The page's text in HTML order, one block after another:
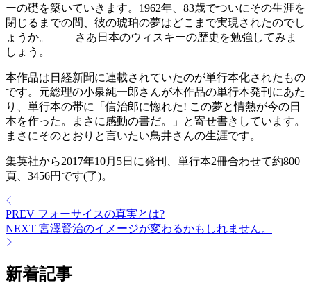
ーの礎を築いていきます。1962年、83歳でついにその生涯を
閉じるまでの間、彼の琥珀の夢はどこまで実現されたのでし
ょうか。 さあ日本のウィスキーの歴史を勉強してみま
しょう。
本作品は日経新聞に連載されていたのが単行本化されたもの
です。元総理の小泉純一郎さんが本作品の単行本発刊にあた
り、単行本の帯に「信治郎に惚れた! この夢と情熱が今の日
本を作った。まさに感動の書だ。」と寄せ書きしています。
まさにそのとおりと言いたい鳥井さんの生涯です。
集英社から2017年10月5日に発刊、単行本2冊合わせて約800
頁、3456円です(了)。
PREV フォーサイスの真実とは?
NEXT 宮澤賢治のイメージが変わるかもしれません。
新着記事